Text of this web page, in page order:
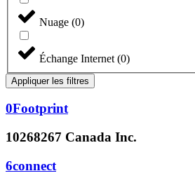
Nuage (0)
Échange Internet (0)
Appliquer les filtres
0Footprint
10268267 Canada Inc.
6connect